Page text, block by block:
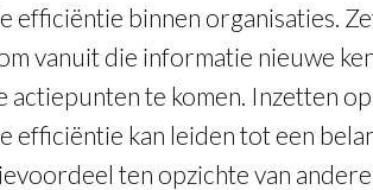
efficiëntie binnen organisaties.
vanuit die informatie nieuwe
actiepunten te komen. Inzetten
efficiëntie kan leiden tot een
ten opzichte van